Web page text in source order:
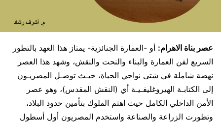
عصر بناة الاهرام: أو -العمارة الجنائزية- يمتاز هذا العهد بالتطور
السريع لفن العمارة والبناء والنحت والنقش، وشهد هذا العصر
نهضة شاملة في شتى نواحي الحياة، حيـث توصـل المصريـون
إلى الكتابـة الهيروغليفـيـة أي (النقش المقدس)، وهو عصر
الأمن الداخلي الكامل حيث اهتم الملوك بتأمين حدود البلاد،
وتطورت الزراعة والصناعة واستخدم المصريون أول أسطول